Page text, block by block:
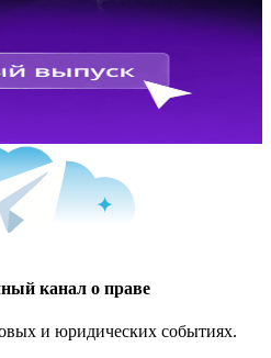
канал о праве
и юридических событиях.